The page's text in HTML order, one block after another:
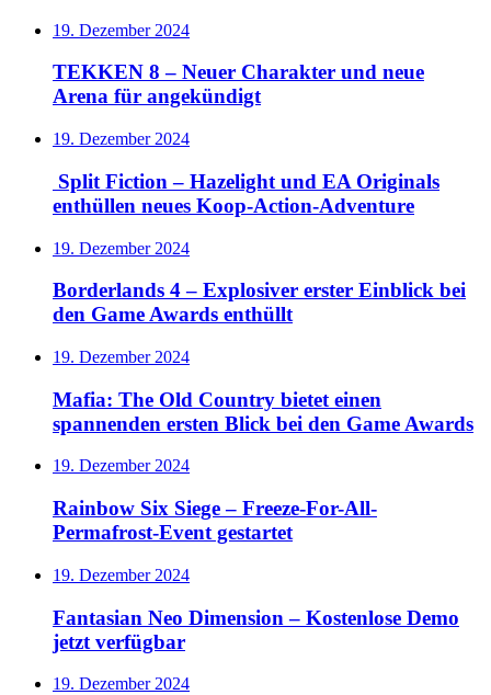
19. Dezember 2024
TEKKEN 8 – Neuer Charakter und neue
Arena für angekündigt
19. Dezember 2024
Split Fiction – Hazelight und EA Originals
enthüllen neues Koop-Action-Adventure
19. Dezember 2024
Borderlands 4 – Explosiver erster Einblick bei
den Game Awards enthüllt
19. Dezember 2024
Mafia: The Old Country bietet einen
spannenden ersten Blick bei den Game Awards
19. Dezember 2024
Rainbow Six Siege – Freeze-For-All-
Permafrost-Event gestartet
19. Dezember 2024
Fantasian Neo Dimension – Kostenlose Demo
jetzt verfügbar
19. Dezember 2024